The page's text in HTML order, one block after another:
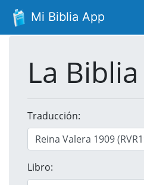
Mi Biblia App
La Biblia
Traducción:
Libro: